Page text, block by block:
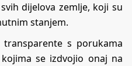
dijelova zemlje, koji su
stanjem.
s porukama
se izdvojio onaj na